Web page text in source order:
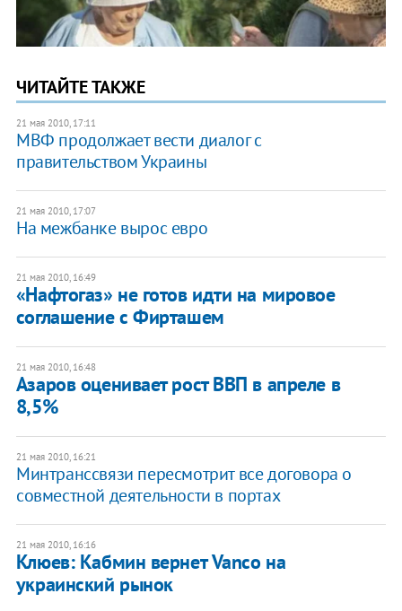
ЧИТАЙТЕ ТАКЖЕ
21 мая 2010, 17:11
МВФ продолжает вести диалог с
правительством Украины
21 мая 2010, 17:07
На межбанке вырос евро
21 мая 2010, 16:49
«Нафтогаз» не готов идти на мировое
соглашение с Фирташем
21 мая 2010, 16:48
Азаров оценивает рост ВВП в апреле в
8,5%
21 мая 2010, 16:21
Минтранссвязи пересмотрит все договора о
совместной деятельности в портах
21 мая 2010, 16:16
Клюев: Кабмин вернет Vanco на
украинский рынок